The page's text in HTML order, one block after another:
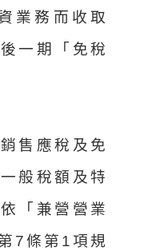
業務而收取
一期「免稅
售應稅及免
般稅額及特
「兼營營業
7條第1項規